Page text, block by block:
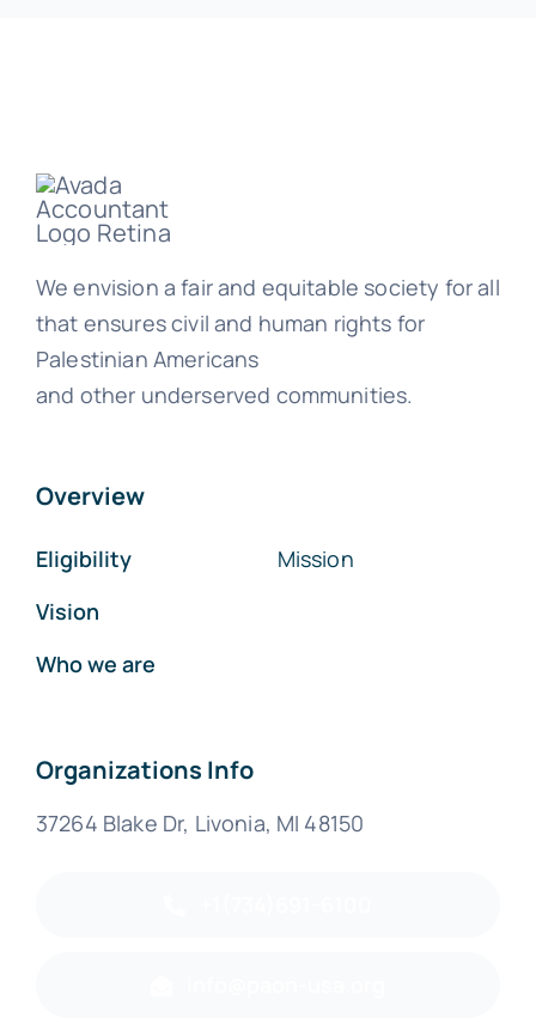
We envision a fair and equitable society for all
that ensures civil and human rights for
Palestinian Americans
and other underserved communities.
Overview
Eligibility
Vision
Who we are
Mission
Organizations Info
37264 Blake Dr, Livonia, MI 48150